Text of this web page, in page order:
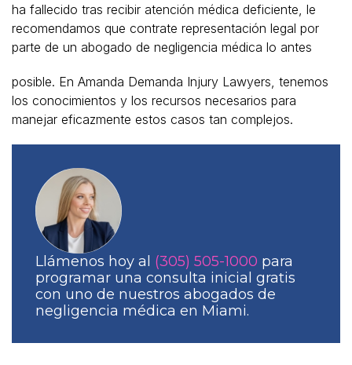
ha fallecido tras recibir atención médica deficiente, le
recomendamos que contrate representación legal por
parte de un abogado de negligencia médica lo antes
posible. En Amanda Demanda Injury Lawyers, tenemos
los conocimientos y los recursos necesarios para
manejar eficazmente estos casos tan complejos.
Llámenos hoy al (305) 505-1000 para
programar una consulta inicial gratis
con uno de nuestros abogados de
negligencia médica en Miami.